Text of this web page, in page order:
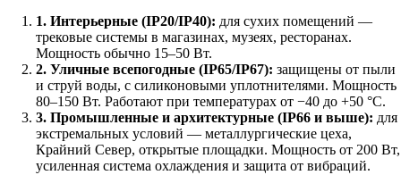
1. Интерьерные (IP20/IP40): для сухих помещений —
трековые системы в магазинах, музеях, ресторанах.
Мощность обычно 15–50 Вт.
2. Уличные всепогодные (IP65/IP67): защищены от пыли
и струй воды, с силиконовыми уплотнителями. Мощность
80–150 Вт. Работают при температурах от −40 до +50 °C.
3. Промышленные и архитектурные (IP66 и выше): для
экстремальных условий — металлургические цеха,
Крайний Север, открытые площадки. Мощность от 200 Вт,
усиленная система охлаждения и защита от вибраций.